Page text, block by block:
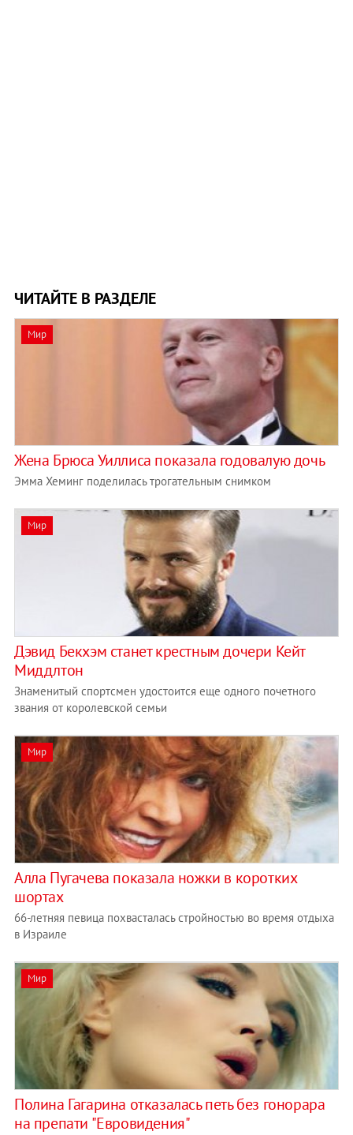
ЧИТАЙТЕ В РАЗДЕЛЕ
Мир
Жена Брюса Уиллиса показала годовалую дочь
Эмма Хеминг поделилась трогательным снимком
Мир
Дэвид Бекхэм станет крестным дочери Кейт
Миддлтон
Знаменитый спортсмен удостоится еще одного почетного
звания от королевской семьи
Мир
Алла Пугачева показала ножки в коротких
шортах
66-летняя певица похвасталась стройностью во время отдыха
в Израиле
Мир
Полина Гагарина отказалась петь без гонорара
на препати "Евровидения"